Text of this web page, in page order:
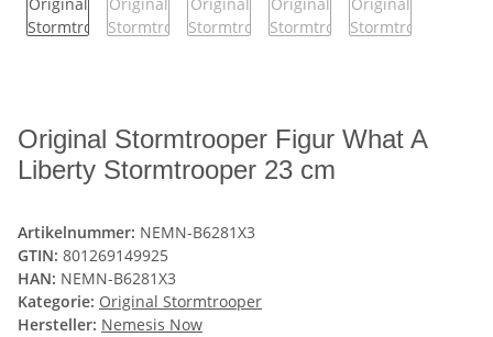
Original Stormtrooper Figur What A
Liberty Stormtrooper 23 cm
Artikelnummer: NEMN-B6281X3
GTIN: 801269149925
HAN: NEMN-B6281X3
Kategorie: Original Stormtrooper
Hersteller: Nemesis Now